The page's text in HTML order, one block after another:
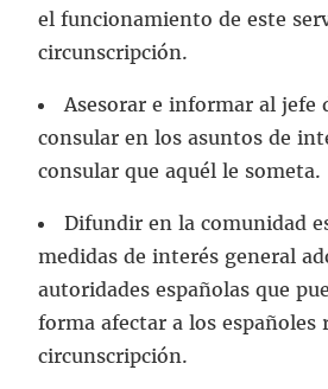
el funcionamiento de este
circunscripción.
Asesorar e informar al jefe
consular en los asuntos de
consular que aquél le someta.
Difundir en la comunidad
medidas de interés general
autoridades españolas que
forma afectar a los españoles
circunscripción.